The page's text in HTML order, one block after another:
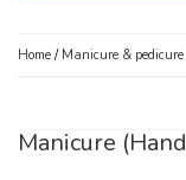
Home / Manicure & pedicure
Manicure